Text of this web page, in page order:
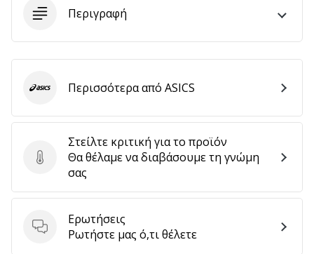
άρθρων Περιγραφή
Στείλτε κριτική για το προϊόν
Στείλτε κριτική για το προϊόν
Θα θέλαμε να διαβάσουμε τη γνώμη
σας
Ερωτήσεις
Ερωτήσεις
Ρωτήστε μας ό,τι θέλετε
ASICSΠερισσότερα από ASICS